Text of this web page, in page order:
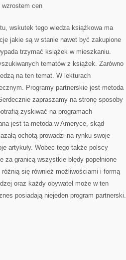
TEGO
WIEDZA
cen
wskutek tego wiedza książkowa ma
jakie są w stanie nawet być zakupione
trzymać książek w mieszkaniu.
tematów z książek. Zarówno
na ten temat. W lekturach
Programy partnerskie jest metoda
zapraszamy na stronę sposoby
zyskiwać na programach
jest ta metoda w Ameryce, skąd
ochotą prowadzi na rynku swoje
artykuły. Wobec tego także polscy
granicą wszystkie błędy popełnione
się również możliwościami i formą
oraz każdy obywatel może w ten
posiadają niejeden program partnerski.